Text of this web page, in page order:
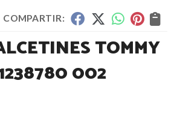
COMPARTIR:
TOMMY
002